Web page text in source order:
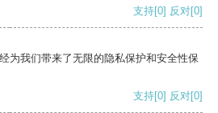
支持[0] 反对[0]
为我们带来了无限的隐私保护和安全性保
支持[0] 反对[0]